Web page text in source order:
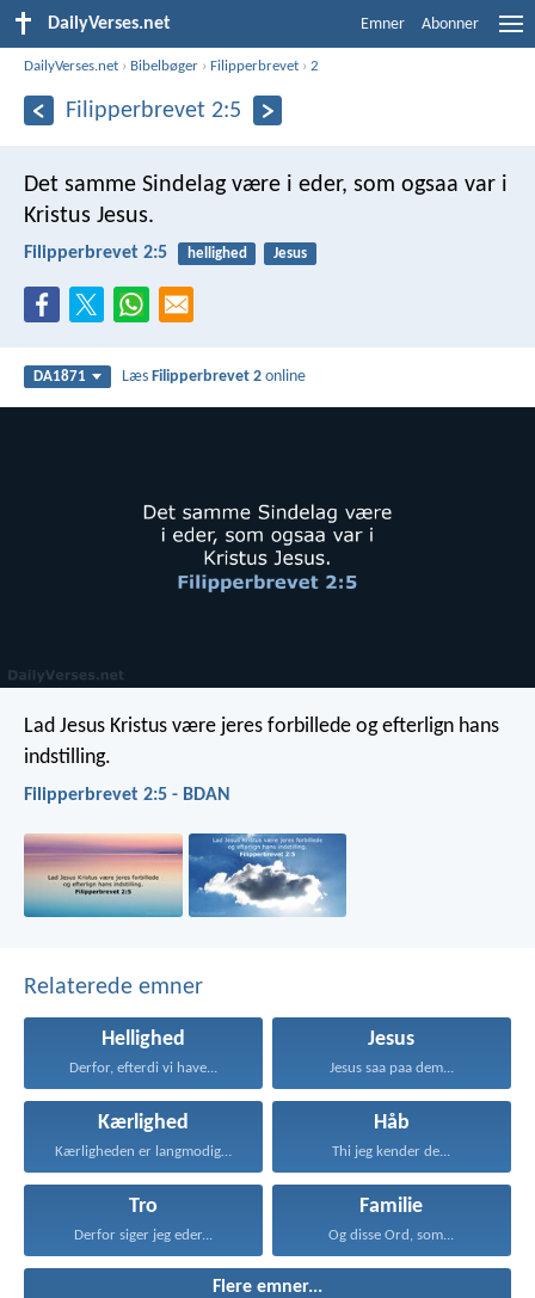
DailyVerses.net Emner Abonner
DailyVerses.net › Bibelbøger ›Filipperbrevet ›2
Filipperbrevet 2:5
Det samme Sindelag være i eder, som ogsaa var i
Kristus Jesus.
Filipperbrevet 2:5 hellighed Jesus
DA1871 LæsFilipperbrevet 2 online
Lad Jesus Kristus være jeres forbillede og efterlign hans
indstilling.
Filipperbrevet 2:5 - BDAN
Relaterede emner
Hellighed
Derfor, efterdi vi have...
Jesus
Jesus saa paa dem...
Kærlighed
Kærligheden er langmodig, er...
Håb
Thi jeg kender de...
Tro
Derfor siger jeg eder...
Familie
Og disse Ord, som...
Flere emner...